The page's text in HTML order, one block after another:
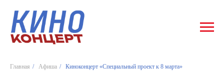
Главная / Афиша / Киноконцерт «Специальный проект к 8 марта»